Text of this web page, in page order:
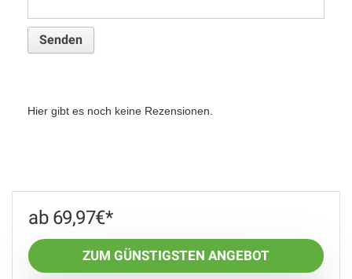
Hier gibt es noch keine Rezensionen.
69,97€
ZUM GÜNSTIGSTEN ANGEBOT